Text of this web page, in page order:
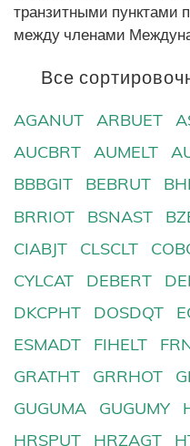
транзитными пунктами
между членами
Все
AGANUT ARBUET
AUCBRT
AUMELT
BBBGIT
BEBRUT
BRRIOT
BSNAST
CIABJT
CLSCLT
CYLCAT
DEBERT
DKCPHT
DOSDQT
ESMADT
FIHELT
GRATHT
GRRHOT
GUGUMA
GUGUMY
HRSPUT
HRZAGT